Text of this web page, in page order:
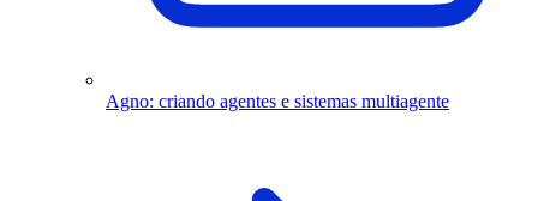
Agno: criando agentes e sistemas multiagente